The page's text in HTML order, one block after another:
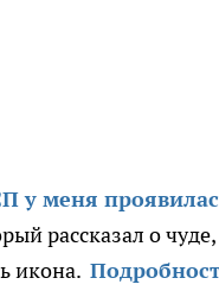
у меня
рассказал о
икона.